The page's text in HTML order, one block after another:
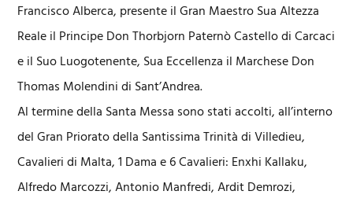
Francisco Alberca, presente il Gran Maestro Sua Altezza
Reale il Principe Don Thorbjorn Paternò Castello di Carcaci
e il Suo Luogotenente, Sua Eccellenza il Marchese Don
Thomas Molendini di Sant’Andrea.
Al termine della Santa Messa sono stati accolti, all’interno
del Gran Priorato della Santissima Trinità di Villedieu,
Cavalieri di Malta, 1 Dama e 6 Cavalieri: Enxhi Kallaku,
Alfredo Marcozzi, Antonio Manfredi, Ardit Demrozi,